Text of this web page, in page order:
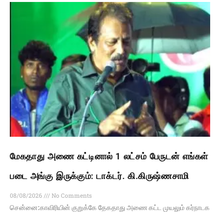
மேகதாது அணை கட்டினால் 1 லட்சம் பேருடன் எங்கள்
படை அங்கு இருக்கும்: டாக்டர். கி.கிருஷ்ணசாமி
08/08/2026
No Comments
சென்னை:காவிரியின் குறுக்கே தேகதாது அணை கட்ட முயலும் கர்நாடக